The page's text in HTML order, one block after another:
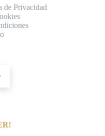
de Privacidad